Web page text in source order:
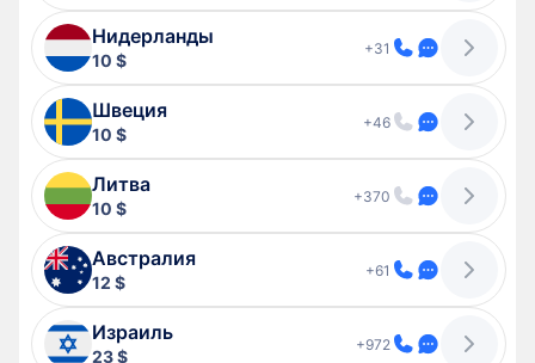
Нидерланды
10 $
+31
Швеция
10 $
+46
Литва
10 $
+370
Австралия
12 $
+61
Израиль
23 $
+972